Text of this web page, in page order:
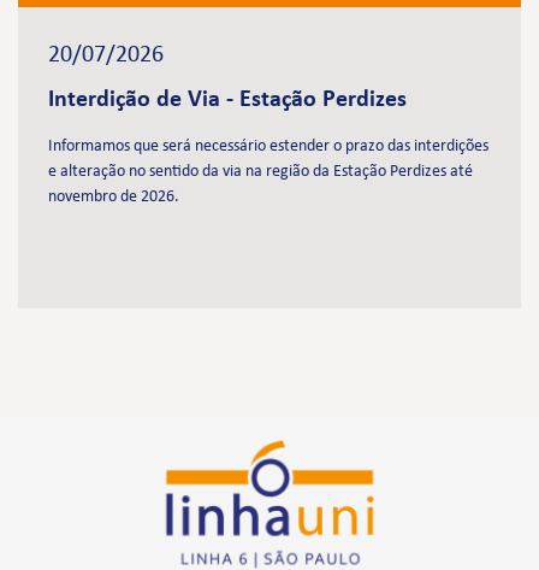
20/07/2026
Interdição de Via - Estação Perdizes
Informamos que será necessário estender o prazo das interdições
e alteração no sentido da via na região da Estação Perdizes até
novembro de 2026.